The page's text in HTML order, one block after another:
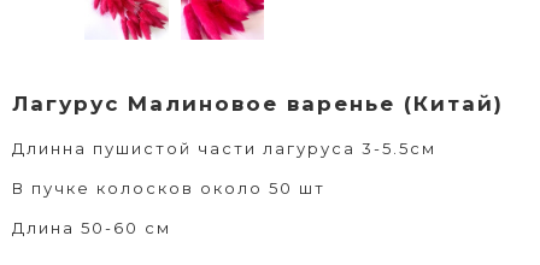
Лагурус Малиновое варенье (Китай)
Длинна пушистой части лагуруса 3-5.5см
В пучке колосков около 50 шт
Длина 50-60 см